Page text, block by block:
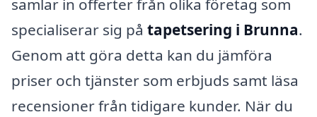
samlar in offerter från olika företag som
specialiserar sig på tapetsering i Brunna.
Genom att göra detta kan du jämföra
priser och tjänster som erbjuds samt läsa
recensioner från tidigare kunder. När du